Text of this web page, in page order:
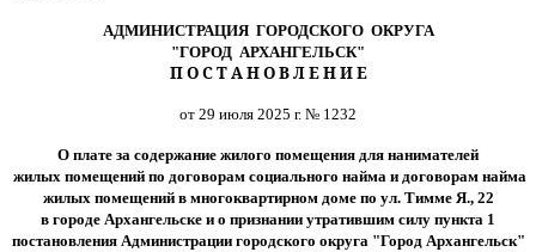
АДМИНИСТРАЦИЯ ГОРОДСКОГО ОКРУГА
"ГОРОД АРХАНГЕЛЬСК"
П О С Т А Н О В Л Е Н И Е
от 29 июля 2025 г. № 1232
О плате за содержание жилого помещения для нанимателей
жилых помещений по договорам социального найма и договорам найма
жилых помещений в многоквартирном доме по ул. Тимме Я., 22
в городе Архангельске и о признании утратившим силу пункта 1
постановления Администрации городского округа "Город Архангельск"